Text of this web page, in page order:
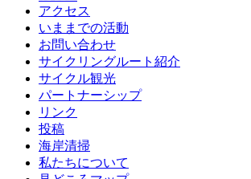
アクセス
いままでの活動
お問い合わせ
サイクリングルート紹介
サイクル観光
パートナーシップ
リンク
投稿
海岸清掃
私たちについて